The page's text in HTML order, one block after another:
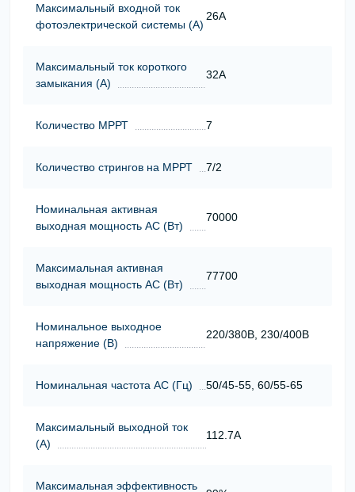
Максимальный входной ток
фотоэлектрической системы (А)
26A
Максимальный ток короткого
замыкания (А)
32A
Количество МРРТ 7
Количество стрингов на МРРТ 7/2
Номинальная активная
выходная мощность АС (Вт)
70000
Максимальная активная
выходная мощность АС (Вт)
77700
Номинальное выходное
напряжение (В)
220/380В, 230/400В
Номинальная частота АС (Гц) 50/45-55, 60/55-65
Максимальный выходной ток
(А)
112.7A
Максимальная эффективность